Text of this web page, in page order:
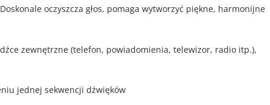
oczyszcza głos, pomaga wytworzyć piękne, harmonijne
zewnętrzne (telefon, powiadomienia, telewizor, radio itp.),
jednej sekwencji dźwięków